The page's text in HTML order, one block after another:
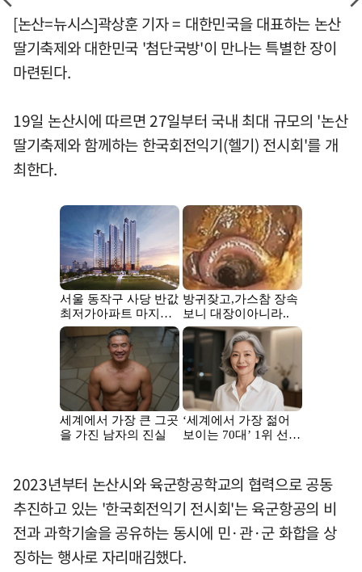
[논산=뉴시스]곽상훈 기자 = 대한민국을 대표하는 논산
딸기축제와 대한민국 '첨단국방'이 만나는 특별한 장이
마련된다.
19일 논산시에 따르면 27일부터 국내 최대 규모의 '논산
딸기축제와 함께하는 한국회전익기(헬기) 전시회'를 개
최한다.
2023년부터 논산시와 육군항공학교의 협력으로 공동
추진하고 있는 '한국회전익기 전시회'는 육군항공의 비
전과 과학기술을 공유하는 동시에 민·관·군 화합을 상
징하는 행사로 자리매김했다.